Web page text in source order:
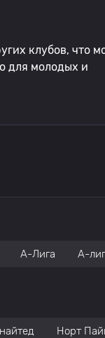
клубов, что
для молодых и
А-Лига А-
Норт